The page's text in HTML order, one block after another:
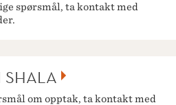
spørsmål, ta kontakt med
SHALA
om opptak, ta kontakt med